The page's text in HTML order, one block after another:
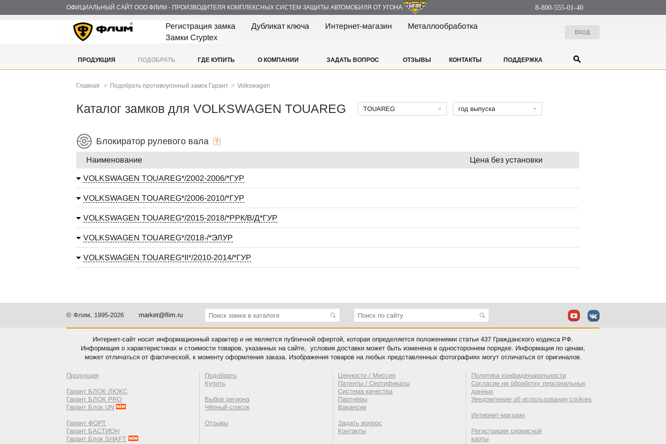
ОФИЦИАЛЬНЫЙ САЙТ ООО ФЛИМ - ПРОИЗВОДИТЕЛЯ КОМПЛЕКСНЫХ СИСТЕМ ЗАЩИТЫ АВТОМОБИЛЯ ОТ УГОНА 8-800-555-01-40
Регистрация замка Дубликат ключа Интернет-магазин
Металлообработка
Замки Cryptex
ВХОД
ПРОДУКЦИЯ ПОДОБРАТЬ ГДЕ КУПИТЬ О КОМПАНИИ ЗАДАТЬ ВОПРОС ОТЗЫВЫ КОНТАКТЫ ПОДДЕРЖКА
Главная > Подобрать противоугонный замок Гарант > Volkswagen
Каталог замков для VOLKSWAGEN TOUAREG TOUAREG год выпуска
Блокиратор рулевого вала
Наименование Цена без установки
VOLKSWAGEN TOUAREG*/2002-2006/*ГУР
VOLKSWAGEN TOUAREG*/2006-2010/*ГУР
VOLKSWAGEN TOUAREG*/2015-2018/*РРК/В/Д*ГУР
VOLKSWAGEN TOUAREG*/2018-/*ЭЛУР
VOLKSWAGEN TOUAREG*II*/2010-2014/*ГУР
© Флим, 1995-2026 market@flim.ru
Интернет-сайт носит информационный характер и не является публичной офертой, которая определяется положениями статьи 437 Гражданского кодекса РФ.
Информация о характеристиках и стоимости товаров, указанных на сайте, условия доставки может быть изменена в одностороннем порядке. Информация по ценам,
может отличаться от фактической, к моменту оформления заказа. Изображения товаров на любых представленных фотографиях могут отличаться от оригиналов.
Продукция
Гарант БЛОК ЛЮКС
Гарант БЛОК PRO
Гарант Блок UN
Гарант ФОРТ
Гарант БАСТИОН
Гарант Блок SHAFT
Подобрать
Купить
Выбор региона
Чёрный список
Отзывы
Ценности / Миссия
Патенты / Сертификаты
Система качества
Партнёры
Вакансии
Задать вопрос
Контакты
Политика конфиденциальности
Согласие на обработку персональных
данных
Уведомление об использовании cookies
Интернет-магазин
Регистрация сервисной
карты